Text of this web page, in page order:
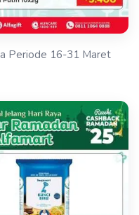
Periode 16-31 Maret